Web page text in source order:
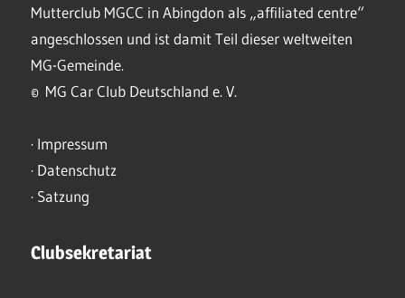
Mutterclub MGCC in Abingdon als „affiliated centre“
angeschlossen und ist damit Teil dieser weltweiten
MG-Gemeinde.
© MG Car Club Deutschland e. V.
· Impressum
· Datenschutz
· Satzung
Clubsekretariat